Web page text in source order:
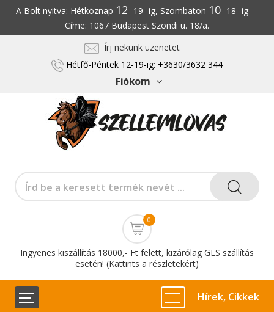
A Bolt nyitva: Hétköznap 12 -19 -ig, Szombaton 10-18 -ig
Címe: 1067 Budapest Szondi u. 18/a.
Írj nekünk üzenetet
Hétfő-Péntek 12-19-ig: +3630/3632 344
Fiókom
0
Ingyenes kiszállítás 18000,- Ft felett, kizárólag GLS szállítás
esetén! (Kattints a részletekért)
Hírek, Cikkek